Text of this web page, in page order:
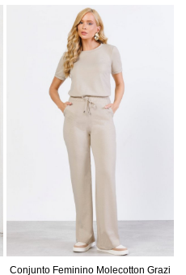
Conjunto Feminino Molecotton Grazi